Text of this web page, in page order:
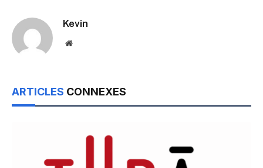
Kevin
Website
ARTICLES CONNEXES